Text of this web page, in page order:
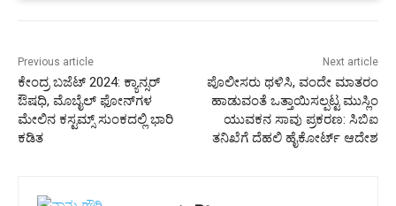
Previous article
ಕೇಂದ್ರ ಬಜೆಟ್ 2024: ಕ್ಯಾನ್ಸರ್
ಔಷಧಿ, ಮೊಬೈಲ್ ಫೋನ್‌ಗಳ
ಮೇಲಿನ ಕಸ್ಟಮ್ಸ್ ಸುಂಕದಲ್ಲಿ ಭಾರಿ
ಕಡಿತ
Next article
ಪೊಲೀಸರು ಥಳಿಸಿ, ವಂದೇ ಮಾತರಂ
ಹಾಡುವಂತೆ ಒತ್ತಾಯಿಸಲ್ಪಟ್ಟ ಮುಸ್ಲಿಂ
ಯುವಕನ ಸಾವು ಪ್ರಕರಣ: ಸಿಬಿಐ
ತನಿಖೆಗೆ ದೆಹಲಿ ಹೈಕೋರ್ಟ್ ಆದೇಶ